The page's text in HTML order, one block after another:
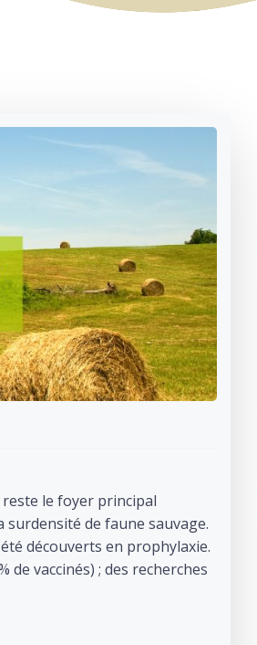
reste le foyer principal
surdensité de faune sauvage.
découverts en prophylaxie.
de vaccinés) ; des recherches